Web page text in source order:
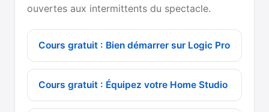
ouvertes aux intermittents du spectacle.
Cours gratuit : Bien démarrer sur Logic Pro
Cours gratuit : Équipez votre Home Studio